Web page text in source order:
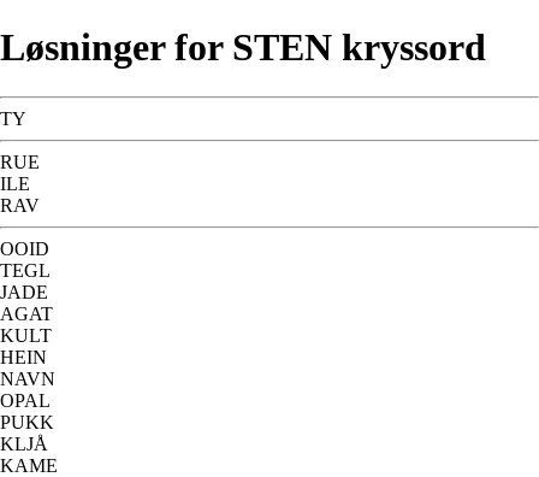
Løsninger for STEN kryssord
TY
RUE
ILE
RAV
OOID
TEGL
JADE
AGAT
KULT
HEIN
NAVN
OPAL
PUKK
KLJÅ
KAME